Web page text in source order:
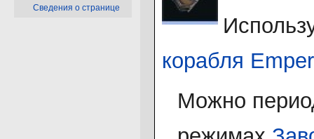
корабля
Можно
Сведения о странице